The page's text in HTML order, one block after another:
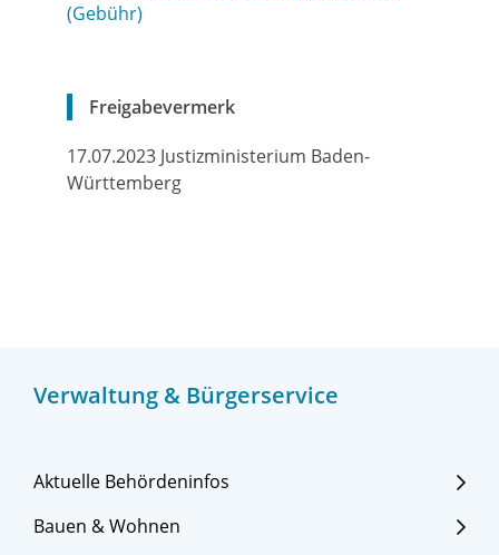
Verwaltung & Bürgerservice
Aktuelle Behördeninfos
Bauen & Wohnen
(Gebühr)
Freigabevermerk
17.07.2023 Justizministerium Baden-
Württemberg